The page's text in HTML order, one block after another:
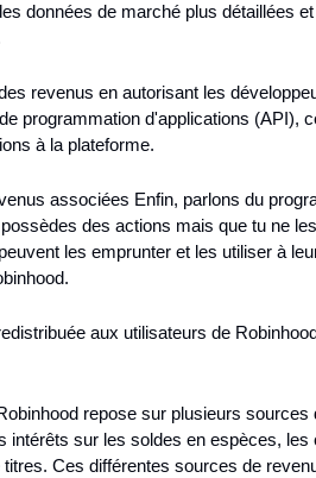
données de marché plus détaillées et
revenus en autorisant les
programmation d'applications (API),
à la plateforme.
associées Enfin, parlons du
des actions mais que tu ne
les emprunter et les utiliser à
aux utilisateurs de
repose sur plusieurs sources
intérêts sur les soldes en espèces, les
Ces différentes sources de